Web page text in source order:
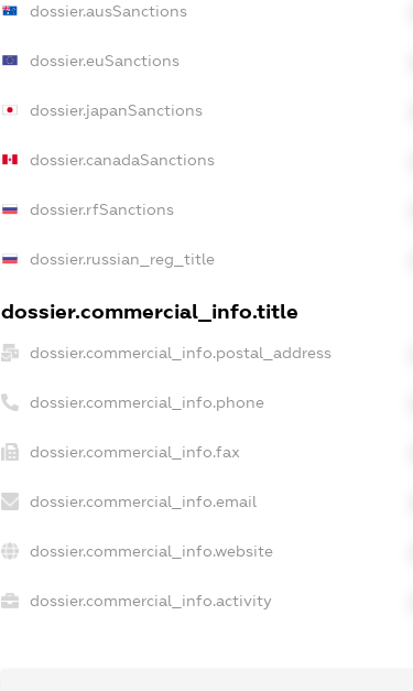
dossier.ausSanctions
dossier.euSanctions
dossier.japanSanctions
dossier.canadaSanctions
dossier.rfSanctions
dossier.russian_reg_title
dossier.commercial_info.title
dossier.commercial_info.postal_address
dossier.commercial_info.phone
dossier.commercial_info.fax
dossier.commercial_info.email
dossier.commercial_info.website
dossier.commercial_info.activity